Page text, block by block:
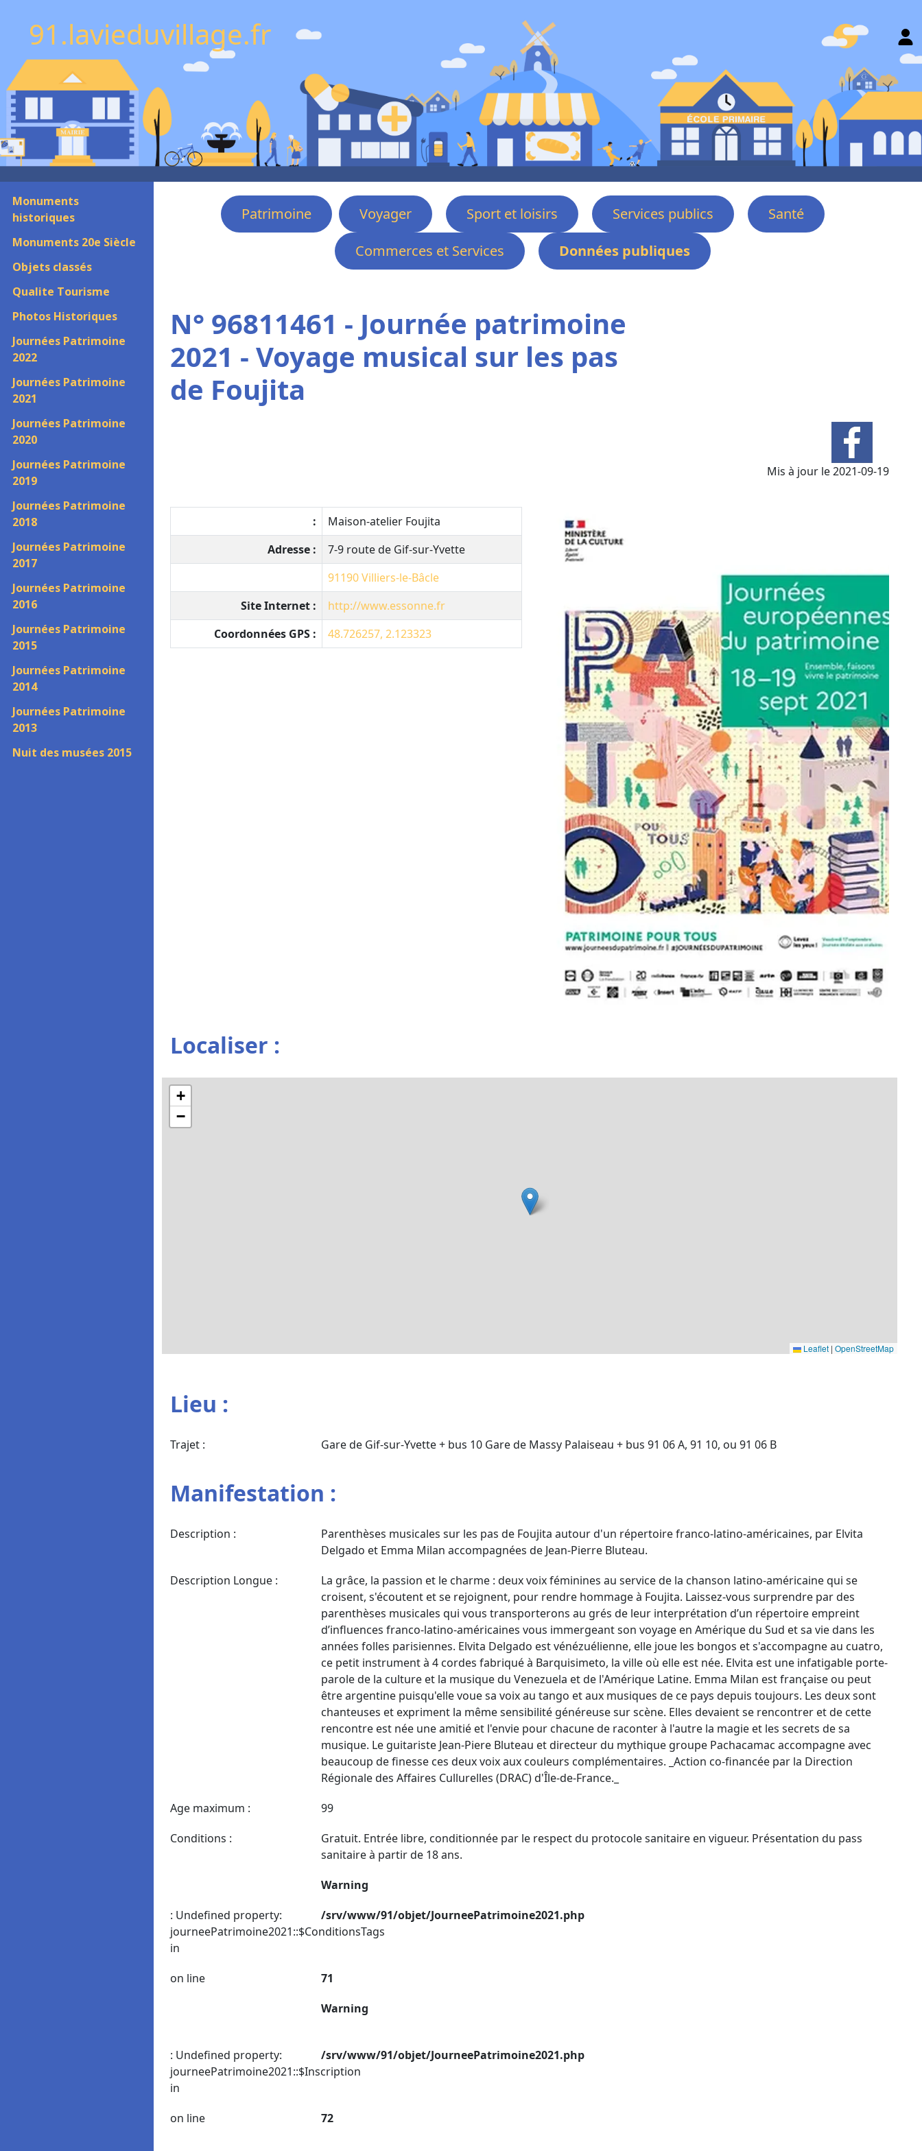
91.lavieduvillage.fr
Monuments
historiques
Monuments 20e Siècle
Objets classés
Qualite Tourisme
Photos Historiques
Journées Patrimoine
2022
Journées Patrimoine
2021
Journées Patrimoine
2020
Journées Patrimoine
2019
Journées Patrimoine
2018
Journées Patrimoine
2017
Journées Patrimoine
2016
Journées Patrimoine
2015
Journées Patrimoine
2014
Journées Patrimoine
2013
Nuit des musées 2015
Patrimoine Voyager Sport et loisirs Services publics
Santé
Commerces et Services
Données publiques
N° 96811461 - Journée patrimoine
2021 - Voyage musical sur les pas
de Foujita
Mis à jour le 2021-09-19
:
Maison-atelier Foujita
Adresse :
7-9 route de Gif-sur-Yvette
91190Villiers-le-Bâcle
Site Internet :
http://www.essonne.fr
Coordonnées GPS :
48.726257, 2.123323
Localiser :
+
−
Leaflet | OpenStreetMap
Lieu :
Trajet : Gare de Gif-sur-Yvette + bus 10 Gare de Massy Palaiseau + bus 91 06 A, 91 10, ou 91 06 B
Manifestation :
Description :
Parenthèses musicales sur les pas de Foujita autour d'un répertoire franco-latino-américaines, par Elvita
Delgado et Emma Milan accompagnées de Jean-Pierre Bluteau.
Description Longue :
La grâce, la passion et le charme : deux voix féminines au service de la chanson latino-américaine qui se
croisent, s'écoutent et se rejoignent, pour rendre hommage à Foujita. Laissez-vous surprendre par des
parenthèses musicales qui vous transporterons au grés de leur interprétation d’un répertoire empreint
d’influences franco-latino-américaines vous immergeant son voyage en Amérique du Sud et sa vie dans les
années folles parisiennes. Elvita Delgado est vénézuélienne, elle joue les bongos et s'accompagne au cuatro,
ce petit instrument à 4 cordes fabriqué à Barquisimeto, la ville où elle est née. Elvita est une infatigable porte-
parole de la culture et la musique du Venezuela et de l'Amérique Latine. Emma Milan est française ou peut
être argentine puisqu'elle voue sa voix au tango et aux musiques de ce pays depuis toujours. Les deux sont
chanteuses et expriment la même sensibilité généreuse sur scène. Elles devaient se rencontrer et de cette
rencontre est née une amitié et l'envie pour chacune de raconter à l'autre la magie et les secrets de sa
musique. Le guitariste Jean-Piere Bluteau et directeur du mythique groupe Pachacamac accompagne avec
beaucoup de finesse ces deux voix aux couleurs complémentaires. _Action co-financée par la Direction
Régionale des Affaires Cullurelles (DRAC) d'Île-de-France._
Age maximum :
99
Conditions :
Gratuit. Entrée libre, conditionnée par le respect du protocole sanitaire en vigueur. Présentation du pass
sanitaire à partir de 18 ans.
Warning
: Undefined property:
journeePatrimoine2021::$ConditionsTags
in
/srv/www/91/objet/JourneePatrimoine2021.php
on line
71
Warning
: Undefined property:
journeePatrimoine2021::$Inscription
in
/srv/www/91/objet/JourneePatrimoine2021.php
on line 72